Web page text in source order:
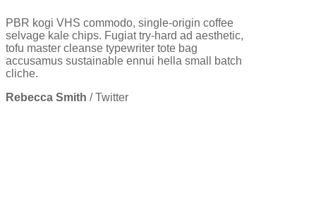
PBR kogi VHS commodo, single-origin coffee
selvage kale chips. Fugiat try-hard ad aesthetic,
tofu master cleanse typewriter tote bag
accusamus sustainable ennui hella small batch
cliche.
Rebecca Smith /Twitter